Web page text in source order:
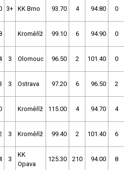
3+ KK Brno 93.70 4 94.80 0
Kroměříž 99.10 6 94.90 0
3 Olomouc 96.50 2 101.40 0
3 Ostrava 97.20 6 96.50 2
Kroměříž 115.00 4 94.70 4
3 Kroměříž 99.40 2 101.40 6
3
KK
Opava
125.30 210 94.00 8